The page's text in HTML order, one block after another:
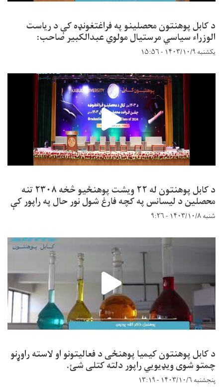
د کابل پوهنتون محصلینو په فراغتغونډه کې د ریاست
الوزراء سیاسي مرستیال مولوي عبدالکبیر صاحب:
یکشنبه ۱۴۰۳/۱۰/۹ - ۱۵:۵۶
د کابل پوهنتون له ۲۲ ویشت پوهنځیو څخه ۲۳۰۸ تنه
محصلین د لیسانس په کچه فارغ شول نور حال په راپور کې
شنبه ۱۴۰۳/۱۰/۸ - ۹:۲۶
د کابل پوهنتون کیمیا پوهنځی د فعالیتونو او لاسته راوړنو
چمتو شوی ویډیویي راپور دلته کتلی شئ.
پنجشنبه ۱۴۰۳/۱۰/۶ - ۱۳:۱۹